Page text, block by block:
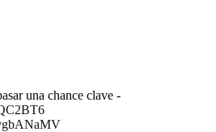
una chance clave -